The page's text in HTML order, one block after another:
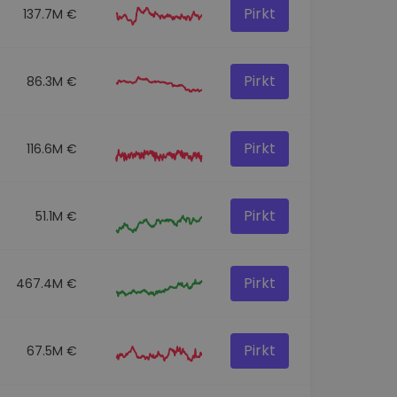
137.7M € Pirkt
86.3M € Pirkt
116.6M € Pirkt
51.1M € Pirkt
467.4M € Pirkt
67.5M € Pirkt